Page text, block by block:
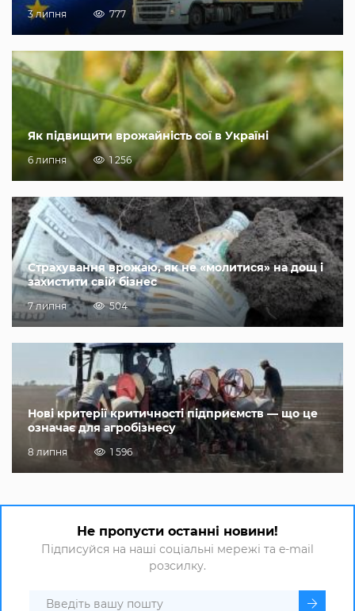
3 липня 777
Як підвищити врожайність сої в Україні
6 липня 1 256
Страхування врожаю, як не «молитися» на дощ і
захистити свій бізнес
7 липня 504
Нові критерії критичності підприємств — що це
означає для агробізнесу
8 липня 1 596
Не пропусти останні новини!
Підписуйся на наші соціальні мережі та e-mail
розсилку.